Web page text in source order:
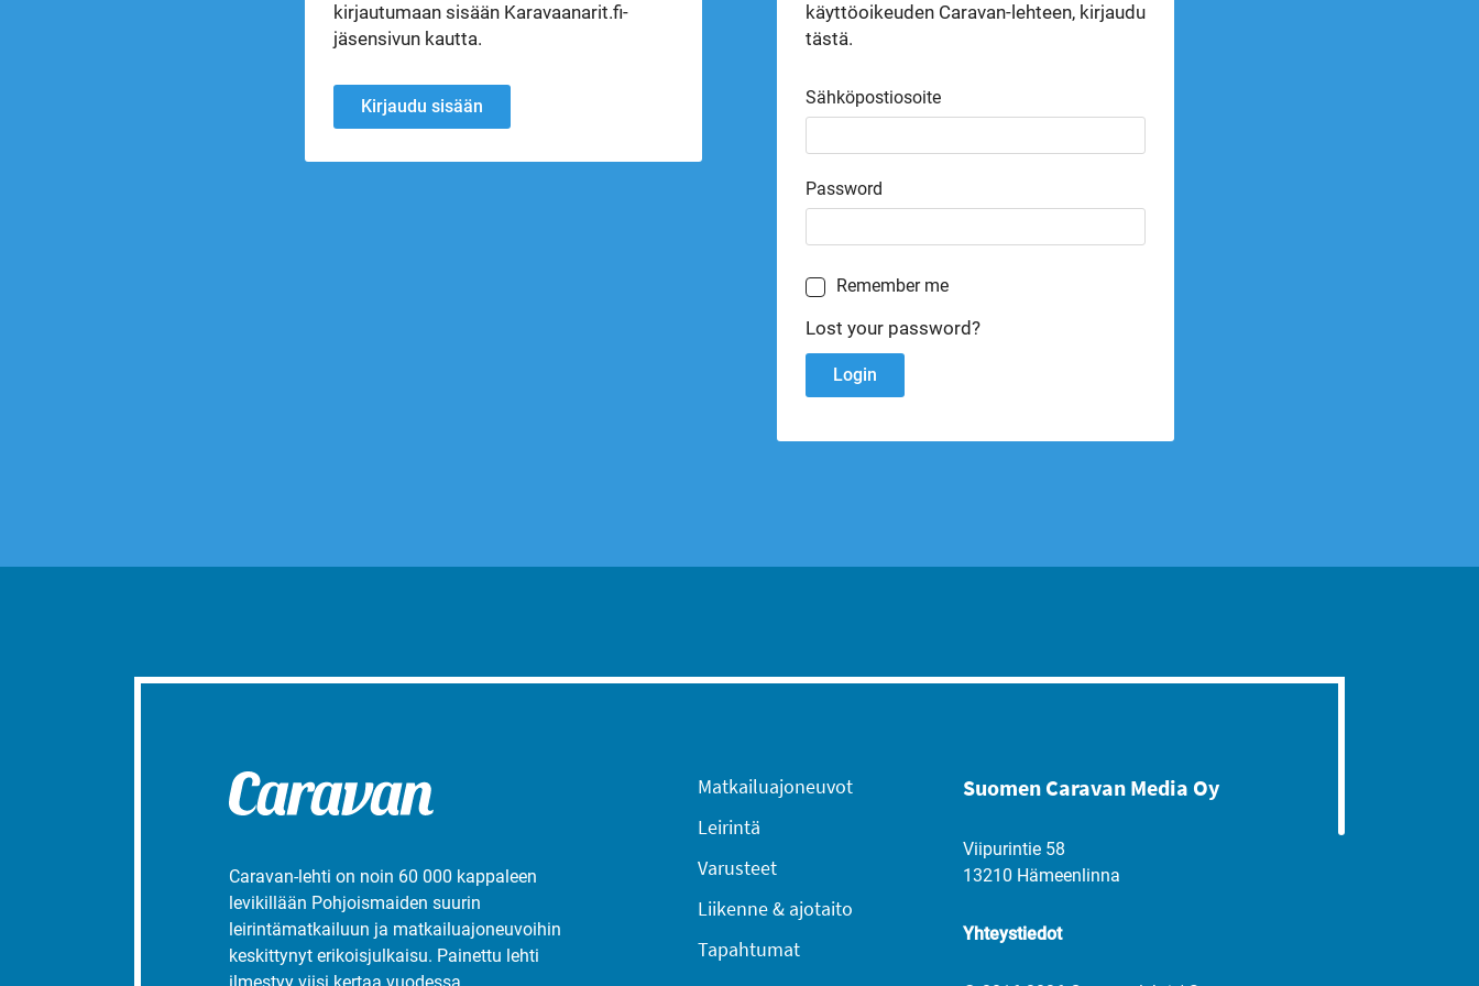
kirjautumaan sisään Karavaanarit.fi-
jäsensivun kautta.
Kirjaudu sisään
käyttöoikeuden Caravan-lehteen, kirjaudu
tästä.
Sähköpostiosoite
Password
Remember me
Lost your password?
Caravan-lehti on noin 60 000 kappaleen
levikillään Pohjoismaiden suurin
leirintämatkailuun ja matkailuajoneuvoihin
keskittynyt erikoisjulkaisu. Painettu lehti
ilmestyy viisi kertaa vuodessa.
Matkailuajoneuvot
Leirintä
Varusteet
Liikenne & ajotaito
Tapahtumat
Suomen Caravan Media Oy
Viipurintie 58
13210 Hämeenlinna
Yhteystiedot